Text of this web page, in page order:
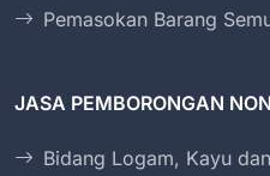
Pemasokan Barang
JASA PEMBORONGAN
Bidang Logam, Kayu